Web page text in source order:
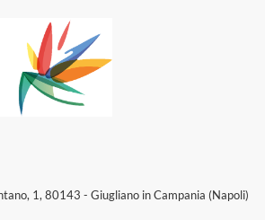
1, 80143 - Giugliano in Campania (Napoli)